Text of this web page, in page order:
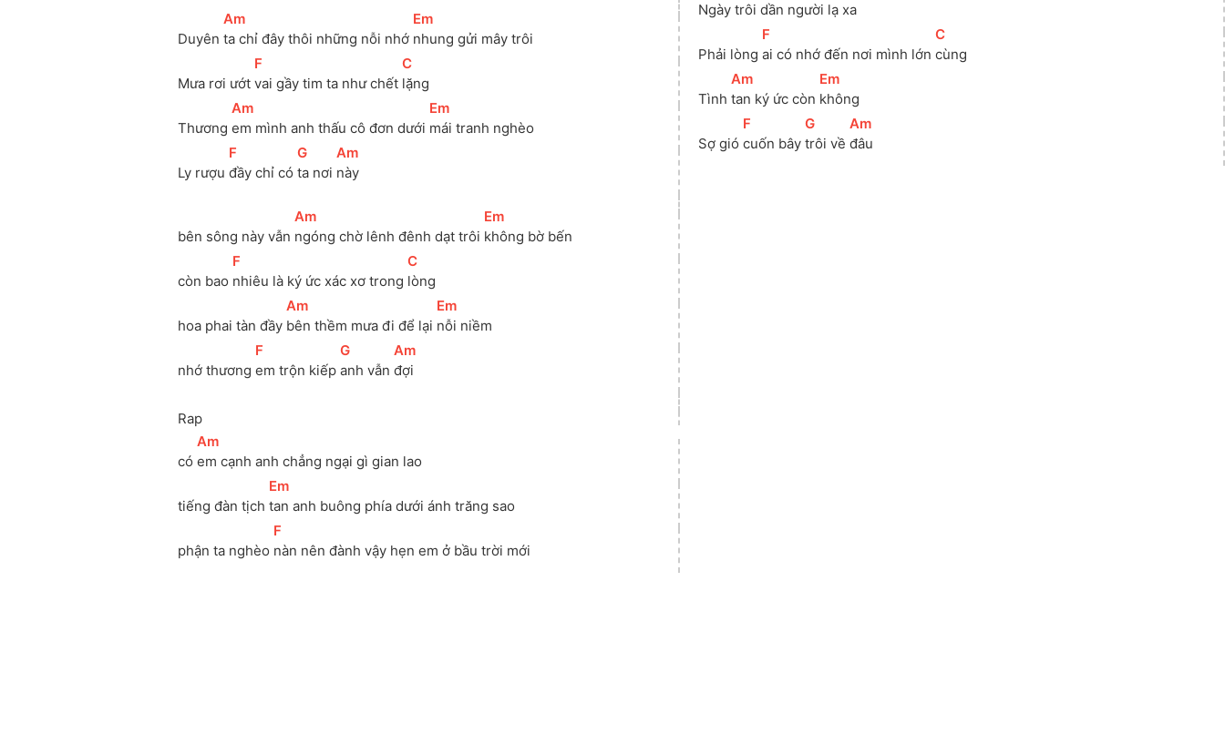
Duyên
[
Am
ta chỉ đây thôi những nỗi nhớ
[Em
nhung gửi mây trôi
Mưa rơi ướt
[F
vai gầy tim ta như chết
[
C
lặng
Thương
[
Am
em mình anh thấu cô đơn dưới
[Em
mái tranh nghèo
Ly rượu
[F
đầy chỉ có
[
G
ta nơi
[
Am
này
bên sông này vẫn
[
Am
ngóng chờ lênh đênh dạt trôi
[Em
không bờ bến
còn bao
[F
nhiêu là ký ức xác xơ trong
[
C
lòng
hoa phai tàn đầy
[
Am
bên thềm mưa đi để lại
[Em
nỗi niềm
nhớ thương
[F
em trộn kiếp
[
G
anh vẫn
[
Am
đợi
Rap
có
[
Am
em cạnh anh chẳng ngại gì gian lao
tiếng đàn tịch
[Em
tan anh buông phía dưới ánh trăng sao
phận ta nghèo
[F
nàn nên đành vậy hẹn em ở bầu trời mới
Ngày trôi dần người lạ xa
Phải lòng
[F
ai có nhớ đến nơi mình lớn
[
C
cùng
Tình
[
Am
tan ký ức còn
[Em
không
Sợ gió
[F
cuốn bây
[
G
trôi về
[
Am
đâu